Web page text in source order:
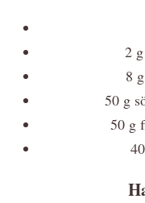
2
8
50 g
50 g